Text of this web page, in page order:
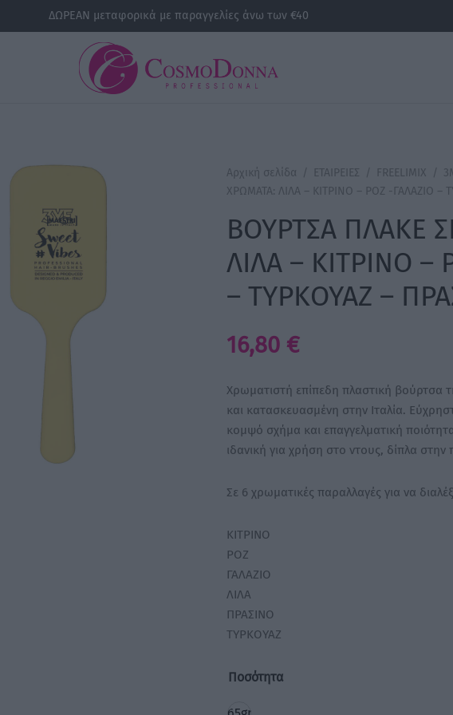
ΔΩΡΕΑΝ μεταφορικά με παραγγελίες άνω των €40
Αρχική σελίδα / ΕΤΑΙΡΕΙΕΣ / FREELIMIX /
ΧΡΩΜΑΤΑ: ΛΙΛΑ – ΚΙΤΡΙΝΟ – ΡΟΖ -ΓΑΛΑΖΙΟ –
ΒΟΥΡΤΣΑ ΠΛΑΚΕ
ΛΙΛΑ – ΚΙΤΡΙΝΟ –
– ΤΥΡΚΟΥΑΖ –
16,80 €
Χρωματιστή επίπεδη πλαστική βούρτσα
και κατασκευασμένη στην Ιταλία.
κομψό σχήμα και επαγγελματική
ιδανική για χρήση στο ντους, δίπλα
Σε 6 χρωματικές παραλλαγές για να
ΚΙΤΡΙΝΟ
ΡΟΖ
ΓΑΛΑΖΙΟ
ΛΙΛΑ
ΠΡΑΣΙΝΟ
ΤΥΡΚΟΥΑΖ
Ποσότητα